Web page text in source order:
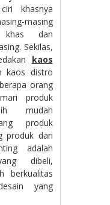
khasnya
masing
dan
Sekilas,
kaos
kaos distro
orang
produk
mudah
produk
produk dari
adalah
dibeli,
berkualitas
yang